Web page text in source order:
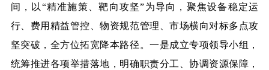
间 ，
以“精准施策、靶向攻坚”为导向，聚焦设备稳定运
行、费用精益管控、物资规范管理、市场横向对标多点攻
坚突破，全方位拓宽降本路径。一是成立专项领导小组，
统筹推进各项举措落地，明确职责分工、协调资源保障，